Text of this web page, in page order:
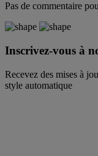
Pas de commentaire
Inscrivez-vous à
Recevez des mises à
style automatique